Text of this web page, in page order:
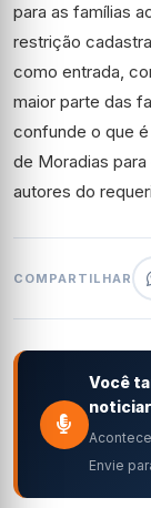
para as famílias
restrição
como entrada,
maior parte das
confunde o que
de Moradias
autores do
COMPARTILHAR
Você
noticiar
Envie